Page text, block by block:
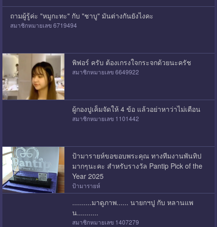
ถามผู้รู้ค่ะ "หมูกะทะ" กับ "ชาบู" มันต่างกันยังไงคะ
สมาชิกหมายเลข 6719494
พิฟอร์ ครับ ต้องเกรงใจกระจกด้วยนะครัช
สมาชิกหมายเลข 6649922
ผู้กองปูเค็มจัดให้ 4 ข้อ แล้วอย่าหาว่าไม่เตือน
สมาชิกหมายเลข 1101442
ป้ามารายห์ขอขอบพระคุณ ทางทีมงานพันทิป
มากๆนะคะ สำหรับรางวัล Pantip Pick of the
Year 2025
ป้ามารายห์
..........มาดูภาพ...... นายกฯปู กับ หลานแพ
น...........
สมาชิกหมายเลข 1407279